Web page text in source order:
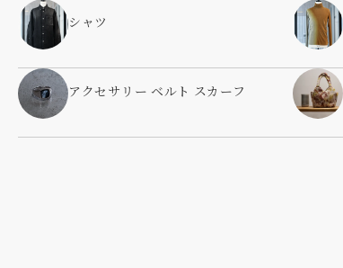
シャツ
アクセサリー ベルト スカーフ